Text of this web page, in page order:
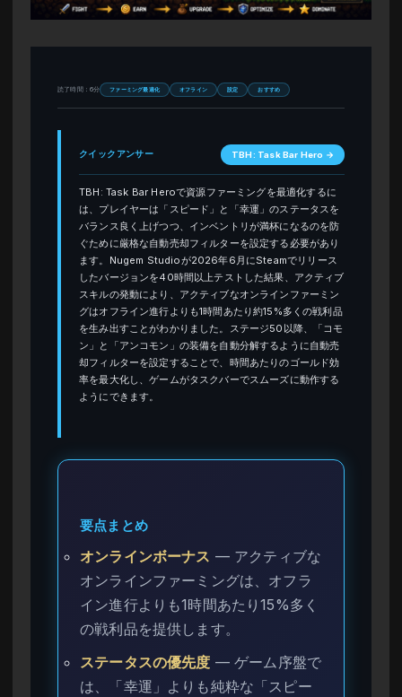
読了時間：6分 ファーミング最適化 オフライン 設定 おすすめ
クイックアンサー TBH: Task Bar Hero →
TBH: Task Bar Heroで資源ファーミングを最適化するに
は、プレイヤーは「スピード」と「幸運」のステータスを
バランス良く上げつつ、インベントリが満杯になるのを防
ぐために厳格な自動売却フィルターを設定する必要があり
ます。Nugem Studioが2026年6月にSteamでリリース
したバージョンを40時間以上テストした結果、アクティブ
スキルの発動により、アクティブなオンラインファーミン
グはオフライン進行よりも1時間あたり約15%多くの戦利品
を生み出すことがわかりました。ステージ50以降、「コモ
ン」と「アンコモン」の装備を自動分解するように自動売
却フィルターを設定することで、時間あたりのゴールド効
率を最大化し、ゲームがタスクバーでスムーズに動作する
ようにできます。
要点まとめ
オンラインボーナス — アクティブな
オンラインファーミングは、オフラ
イン進行よりも1時間あたり15%多く
の戦利品を提供します。
ステータスの優先度 — ゲーム序盤で
は、「幸運」よりも純粋な「スピー